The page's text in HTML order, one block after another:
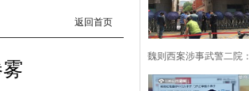
返回首页
魏则西案涉事武警二院：